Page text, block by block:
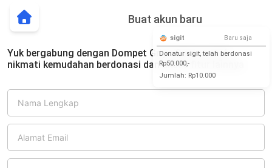
Buat akun baru
Yuk bergabung dengan Dompet Griya Quran untuk
nikmati kemudahan berdonasi dan akses fitur lainnya
sigit
Baru saja
Donatur sigit, telah berdonasi
Rp50.000,-
Jumlah: Rp10.000